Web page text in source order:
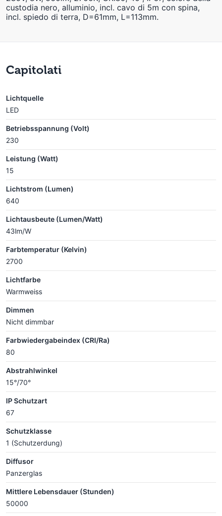
custodia nero, alluminio, incl. cavo di 5m con spina,
incl. spiedo di terra, D=61mm, L=113mm.
Capitolati
Lichtquelle
LED
Betriebsspannung (Volt)
230
Leistung (Watt)
15
Lichtstrom (Lumen)
640
Lichtausbeute (Lumen/Watt)
43lm/W
Farbtemperatur (Kelvin)
2700
Lichtfarbe
Warmweiss
Dimmen
Nicht dimmbar
Farbwiedergabeindex (CRI/Ra)
80
Abstrahlwinkel
15°/70°
IP Schutzart
67
Schutzklasse
1 (Schutzerdung)
Diffusor
Panzerglas
Mittlere Lebensdauer (Stunden)
50000